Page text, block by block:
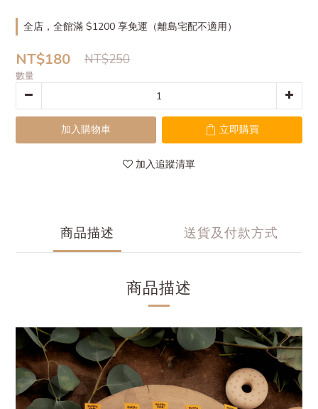
全店，全館滿 $1200 享免運（離島宅配不適用）
NT$180 NT$250
數量
加入購物車 立即購買
加入追蹤清單
商品描述 送貨及付款方式
商品描述